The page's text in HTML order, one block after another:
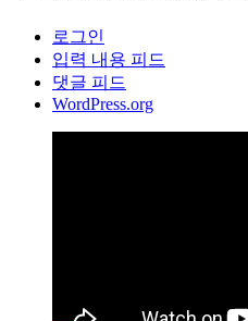
로그인
입력 내용 피드
댓글 피드
WordPress.org